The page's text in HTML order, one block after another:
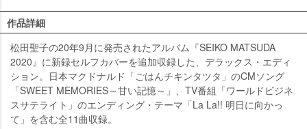
作品詳細
松田聖子の20年9月に発売されたアルバム『SEIKO MATSUDA
2020』に新録セルフカバーを追加収録した、デラックス・エディ
ション。日本マクドナルド「ごはんチキンタツタ」のCMソング
「SWEET MEMORIES～甘い記憶～」、TV番組「ワールドビジネ
スサテライト」のエンディング・テーマ「La La!! 明日に向かっ
て」を含む全11曲収録。